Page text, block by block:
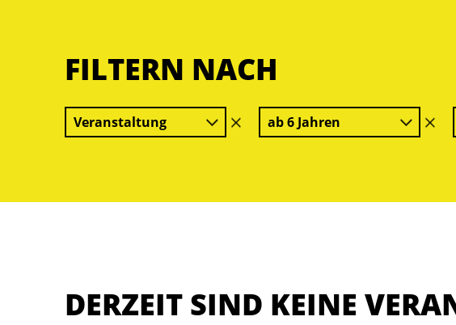
FILTERN NACH
Veranstaltung
Filter
löschen
ab 6 Jahren
Filter
DERZEIT SIND KEINE